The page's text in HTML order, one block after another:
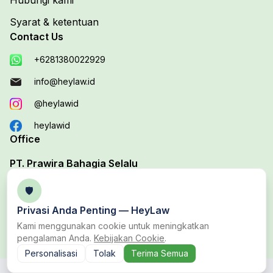
Syarat & ketentuan
Contact Us
+6281380022929
info@heylaw.id
@heylawid
heylawid
Office
PT. Prawira Bahagia Selalu
Your Trusted Legal Edutech Platform
Office 1 :
Harapan Baru, Bekasi Utara, Bekasi
🛡️
Privasi Anda Penting — HeyLaw
Kami menggunakan cookie untuk meningkatkan
pengalaman Anda. Kebijakan Cookie.
Personalisasi
Tolak Terima Semua